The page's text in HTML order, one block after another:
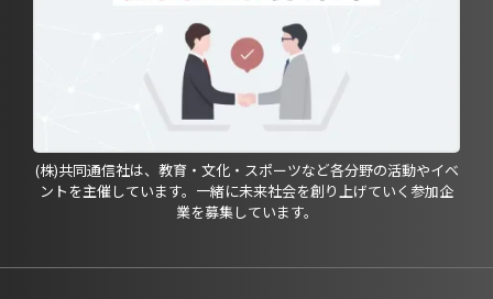
(株)共同通信社は、教育・文化・スポーツなど各分野の活動やイベ
ントを主催しています。一緒に未来社会を創り上げていく参加企
業を募集しています。